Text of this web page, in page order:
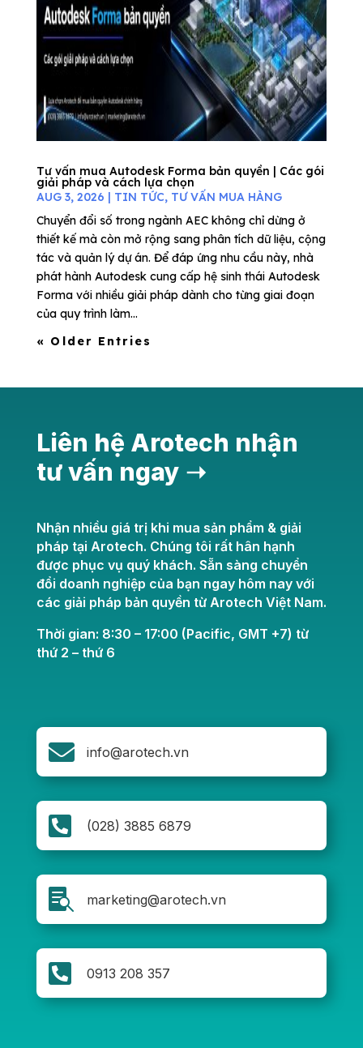
Tư vấn mua Autodesk Forma bản quyền | Các gói
giải pháp và cách lựa chọn
AUG 3, 2026 | TIN TỨC, TƯ VẤN MUA HÀNG
Chuyển đổi số trong ngành AEC không chỉ dừng ở
thiết kế mà còn mở rộng sang phân tích dữ liệu, cộng
tác và quản lý dự án. Để đáp ứng nhu cầu này, nhà
phát hành Autodesk cung cấp hệ sinh thái Autodesk
Forma với nhiều giải pháp dành cho từng giai đoạn
của quy trình làm...
« Older Entries
Liên hệ Arotech nhận
tư vấn ngay ➝
Nhận nhiều giá trị khi mua sản phẩm & giải
pháp tại Arotech. Chúng tôi rất hân hạnh
được phục vụ quý khách. Sẵn sàng chuyển
đổi doanh nghiệp của bạn ngay hôm nay với
các giải pháp bản quyền từ Arotech Việt Nam.
Thời gian: 8:30 – 17:00 (Pacific, GMT +7) từ
thứ 2 – thứ 6
 info@arotech.vn
 (028) 3885 6879
 marketing@arotech.vn
 0913 208 357